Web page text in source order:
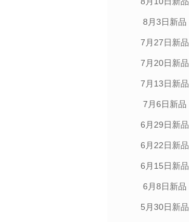
8月3日新品
7月27日新品
7月20日新品
7月13日新品
7月6日新品
6月29日新品
6月22日新品
6月15日新品
6月8日新品
5月30日新品